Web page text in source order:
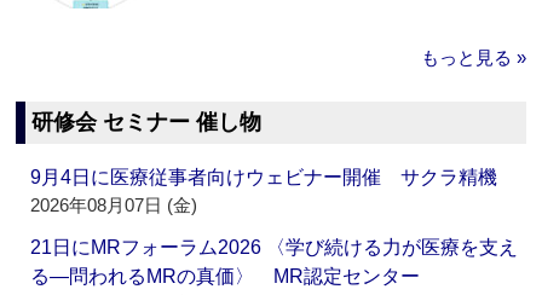
もっと見る »
研修会 セミナー 催し物
9月4日に医療従事者向けウェビナー開催 サクラ精機
2026年08月07日 (金)
21日にMRフォーラム2026 〈学び続ける力が医療を支え
る―問われるMRの真価〉 MR認定センター